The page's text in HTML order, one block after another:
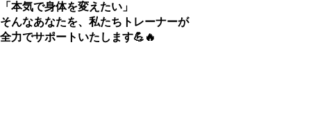
「本気で身体を変えたい」
そんなあなたを、私たちトレーナーが
全力でサポートいたします💪🔥